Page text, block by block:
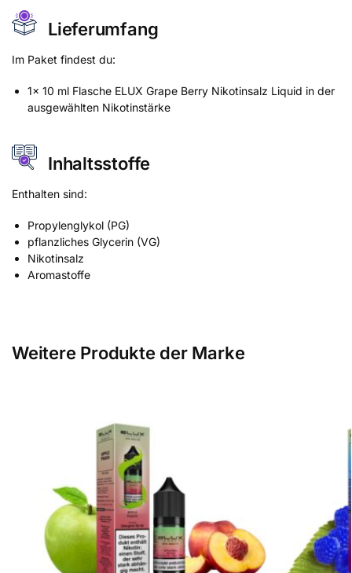
Lieferumfang
Im Paket findest du:
1x 10 ml Flasche ELUX Grape Berry Nikotinsalz Liquid in der
ausgewählten Nikotinstärke
Inhaltsstoffe
Enthalten sind:
Propylenglykol (PG)
pflanzliches Glycerin (VG)
Nikotinsalz
Aromastoffe
Weitere Produkte der Marke